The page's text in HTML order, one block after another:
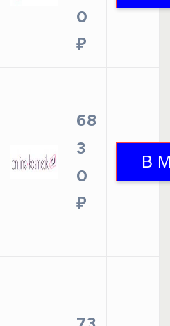
0
₽
68
3
0
₽